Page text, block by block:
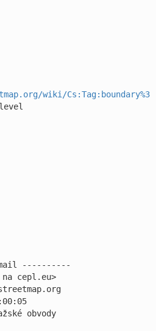
wiki/Cs:Tag:boundary%3
----------
na cepl.eu>
obvody